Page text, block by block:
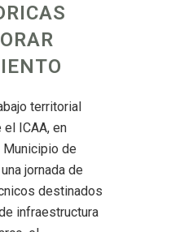
territorial
ICAA, en
de
jornada de
destinados
infraestructura